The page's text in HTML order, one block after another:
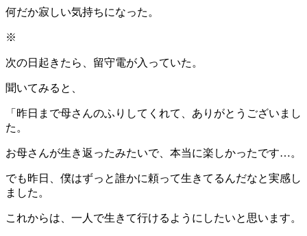
何だか寂しい気持ちになった。
※
次の日起きたら、留守電が入っていた。
聞いてみると、
「昨日まで母さんのふりしてくれて、ありがとうございまし
た。
お母さんが生き返ったみたいで、本当に楽しかったです…。
でも昨日、僕はずっと誰かに頼って生きてるんだなと実感し
ました。
これからは、一人で生きて行けるようにしたいと思います。